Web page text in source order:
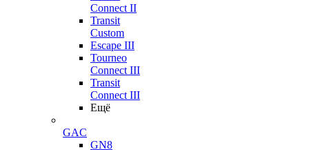
Connect II
Transit
Custom
Escape III
Tourneo
Connect III
Transit
Connect III
Ещё
GAC
GN8